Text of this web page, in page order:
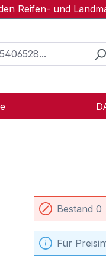
Reifen- und
Bestand 0
Für